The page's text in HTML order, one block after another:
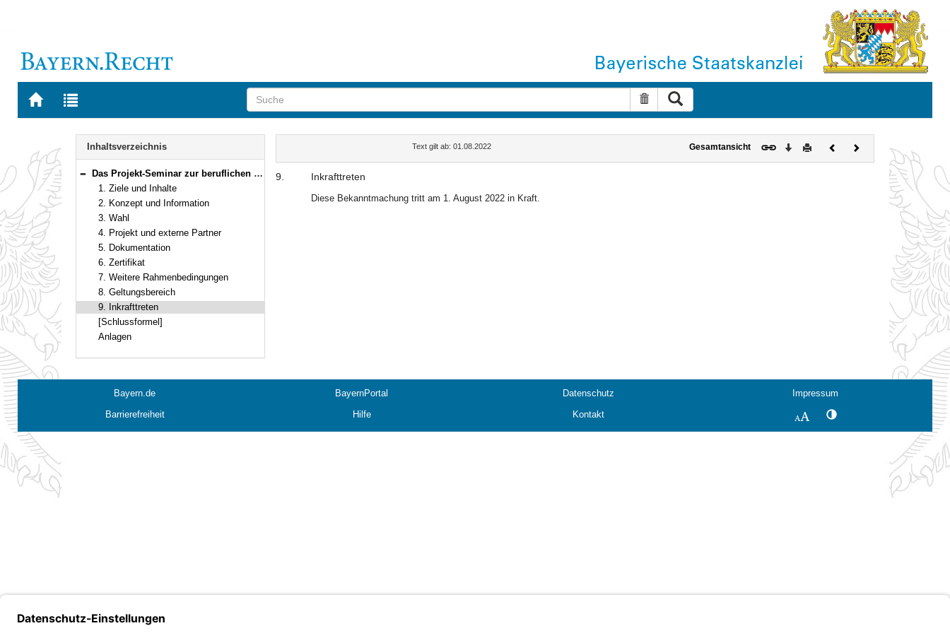
Zur
BAYERN.RECHT
Zur
letzten
Suche zurücksetzen
Navigation
Inhaltsverzeichnis
Bereich reduzieren
Das Projekt-Seminar zur beruflichen Orientierung in Jahrgangsstufe 11 des neunjährigen Gymnasiums
1. Ziele und Inhalte
2. Konzept und Information
3. Wahl
4. Projekt und externe Partner
5. Dokumentation
6. Zertifikat
7. Weitere Rahmenbedingungen
8. Geltungsbereich
9. Inkrafttreten
[Schlussformel]
Anlagen
Text gilt ab: 01.08.2022 Gesamtansicht Download
DruckenVorherigesNächstes
Dokument
9. Inkrafttreten
Diese Bekanntmachung tritt am 1. August 2022 in Kraft.
Bayern.de BayernPortal Datenschutz
Impressum
Barrierefreiheit
Hilfe Kontakt SchriftgrößeKontrastwechsel